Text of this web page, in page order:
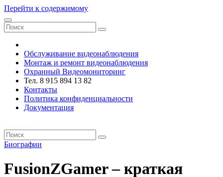
Перейти к содержимому
Обслуживание видеонаблюдения
Монтаж и ремонт видеонаблюдения
Охранный Видеомониторинг
Тел. 8 915 894 13 82
Контакты
Политика конфиденциальности
Документация
Биографии
FusionZGamer – краткая